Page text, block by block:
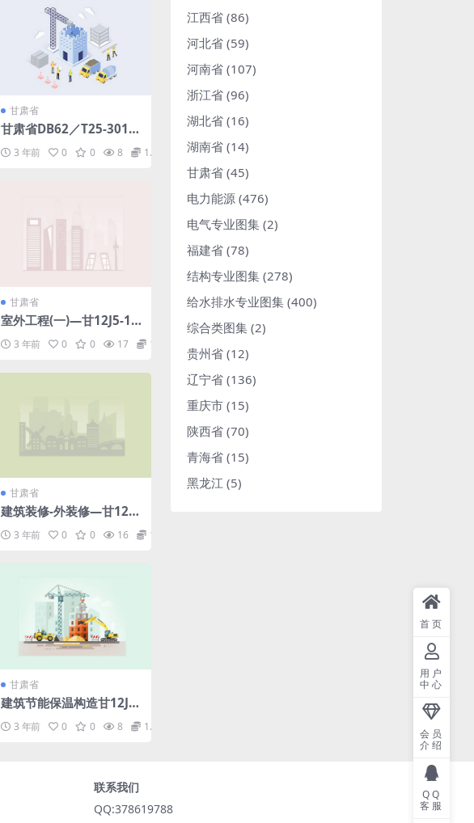
甘肃省
甘肃省DB62／T25-3016-
2016建筑工程资料管理规
程.pdf
3 年前 0 0 8 1.98
甘肃省
室外工程(一)—甘12J5-1.p
3 年前 0 0 17 1.98
甘肃省
建筑装修-外装修—甘12J1
3 年前 0 0 16 1.98
甘肃省
建筑节能保温构造甘12J2.
3 年前 0 0 8 1.98
江西省 (86)
河北省 (59)
河南省 (107)
浙江省 (96)
湖北省 (16)
湖南省 (14)
甘肃省 (45)
电力能源 (476)
电气专业图集 (2)
福建省 (78)
结构专业图集 (278)
给水排水专业图集 (400)
综合类图集 (2)
贵州省 (12)
辽宁省 (136)
重庆市 (15)
陕西省 (70)
青海省 (15)
黑龙江 (5)
联系我们
QQ:378619788
首页
用户
中心
会员
介绍
QQ
客服